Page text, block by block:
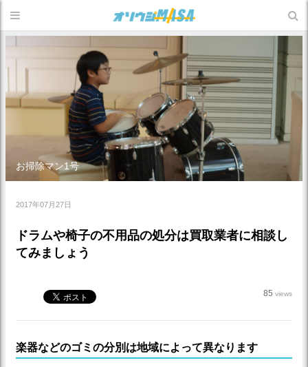
お掃除マン1号
2017年07月27日
ドラムや椅子の不用品の処分は買取業者に相談し
てみましょう
85 views
楽器などのゴミの分別は地域によって異なります